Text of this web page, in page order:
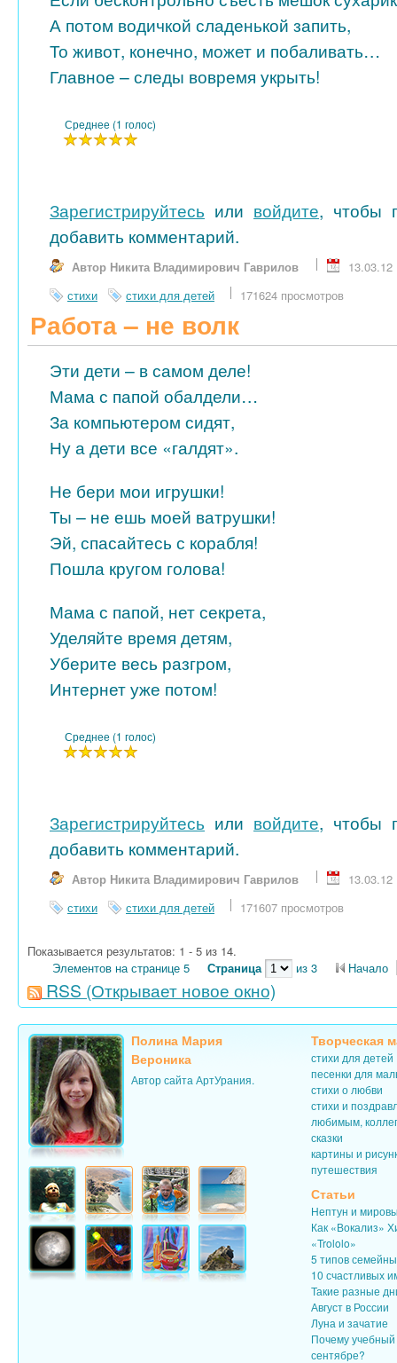
А потом водичкой сладенькой запить,
То живот, конечно, может и побаливать…
Главное – следы вовремя укрыть!
Среднее (1 голос)
Зарегистрируйтесь или войдите, чтобы
добавить комментарий.
Автор Никита Владимирович Гаврилов
13.03.12
стихи
стихи для детей 171624 просмотров
Работа – не волк
Эти дети – в самом деле!
Мама с папой обалдели…
За компьютером сидят,
Ну а дети все «галдят».
Не бери мои игрушки!
Ты – не ешь моей ватрушки!
Эй, спасайтесь с корабля!
Пошла кругом голова!
Мама с папой, нет секрета,
Уделяйте время детям,
Уберите весь разгром,
Интернет уже потом!
Среднее (1 голос)
Зарегистрируйтесь или войдите, чтобы
добавить комментарий.
Автор Никита Владимирович Гаврилов
13.03.12
стихи
стихи для детей 171607 просмотров
Показывается результатов: 1 - 5 из 14.
Элементов на странице 5
Страница из 3 Начало
RSS (Открывает новое окно)
Полина Мария
Вероника
Автор сайта АртУрания.
Творческая
стихи для детей
песенки для
стихи о любви
стихи и
любимым,
сказки
картины и
путешествия
Статьи
Нептун и
Как «Вокализ»
«Trololo»
5 типов
10 счастливых
Такие разные
Август в России
Луна и зачатие
Почему учебный
сентябре?